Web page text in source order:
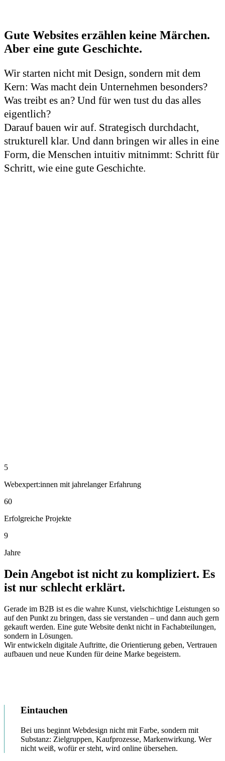
Gute Websites erzählen keine Märchen.
Aber eine gute Geschichte.
Wir starten nicht mit Design, sondern mit dem
Kern: Was macht dein Unternehmen besonders?
Was treibt es an? Und für wen tust du das alles
eigentlich?
Darauf bauen wir auf. Strategisch durchdacht,
strukturell klar. Und dann bringen wir alles in eine
Form, die Menschen intuitiv mitnimmt: Schritt für
Schritt, wie eine gute Geschichte.
5
Webexpert:innen mit jahrelanger Erfahrung
60
Erfolgreiche Projekte
9
Jahre
Dein Angebot ist nicht zu kompliziert. Es
ist nur schlecht erklärt.
Gerade im B2B ist es die wahre Kunst, vielschichtige Leistungen so
auf den Punkt zu bringen, dass sie verstanden – und dann auch gern
gekauft werden. Eine gute Website denkt nicht in Fachabteilungen,
sondern in Lösungen.
Wir entwickeln digitale Auftritte, die Orientierung geben, Vertrauen
aufbauen und neue Kunden für deine Marke begeistern.
Eintauchen
Bei uns beginnt Webdesign nicht mit Farbe, sondern mit
Substanz: Zielgruppen, Kaufprozesse, Markenwirkung. Wer
nicht weiß, wofür er steht, wird online übersehen.